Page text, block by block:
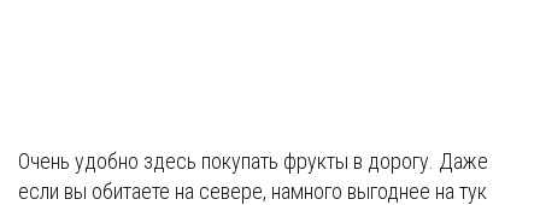
Очень удобно здесь покупать фрукты в дорогу. Даже
если вы обитаете на севере, намного выгоднее на тук